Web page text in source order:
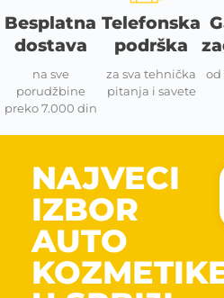
Besplatna
dostava
na sve
porudžbine
preko 7.000 din
Telefonska
podrška
za sva tehnička
pitanja i savete
od
NAJVECI
IZBOR
AUTO